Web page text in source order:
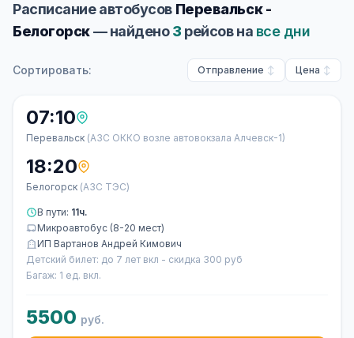
Расписание автобусов Перевальск -
Белогорск— найдено3 рейсов на все дни
Сортировать: Отправление Цена
07:10
Перевальск (АЗС ОККО возле автовокзала Алчевск-1)
18:20
Белогорск (АЗС ТЭС)
В пути: 11ч.
Микроавтобус (8-20 мест)
ИП Вартанов Андрей Кимович
Детский билет: до 7 лет вкл - скидка 300 руб
Багаж: 1 ед. вкл.
5500 руб.